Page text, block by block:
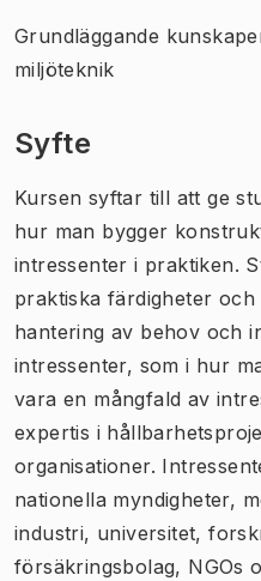
Grundläggande
miljöteknik
Syfte
Kursen syftar till att ge
hur man bygger
intressenter i praktiken.
praktiska färdigheter
hantering av behov och
intressenter, som i hur
vara en mångfald av
expertis i
organisationer.
nationella myndigheter,
industri, universitet,
försäkringsbolag, NGOs